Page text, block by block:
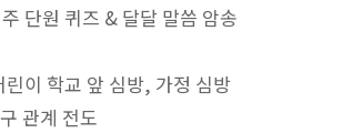
단원 퀴즈 & 달달 말씀 암송
이 학교 앞 심방, 가정 심방
관계 전도